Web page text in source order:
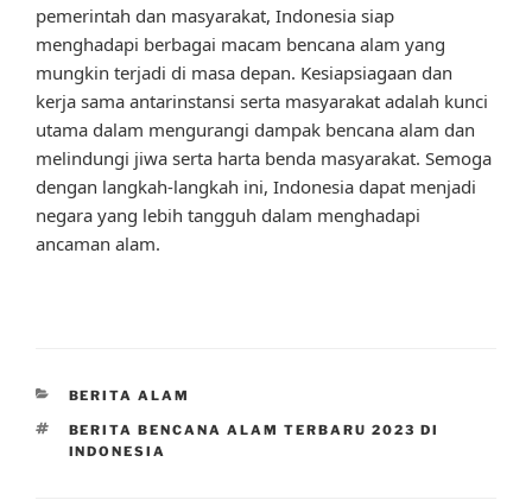
pemerintah dan masyarakat, Indonesia siap
menghadapi berbagai macam bencana alam yang
mungkin terjadi di masa depan. Kesiapsiagaan dan
kerja sama antarinstansi serta masyarakat adalah kunci
utama dalam mengurangi dampak bencana alam dan
melindungi jiwa serta harta benda masyarakat. Semoga
dengan langkah-langkah ini, Indonesia dapat menjadi
negara yang lebih tangguh dalam menghadapi
ancaman alam.
CATEGORIES
BERITA ALAM
TAGS
BERITA BENCANA ALAM TERBARU 2023 DI
INDONESIA